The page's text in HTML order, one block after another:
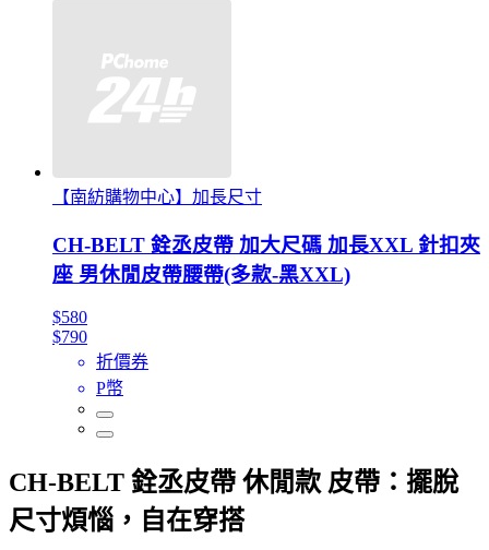
【南紡購物中心】加長尺寸
CH-BELT 銓丞皮帶 加大尺碼 加長XXL 針扣夾
座 男休閒皮帶腰帶(多款-黑XXL)
$580
$790
折價券
P幣
CH-BELT 銓丞皮帶 休閒款 皮帶：擺脫
尺寸煩惱，自在穿搭